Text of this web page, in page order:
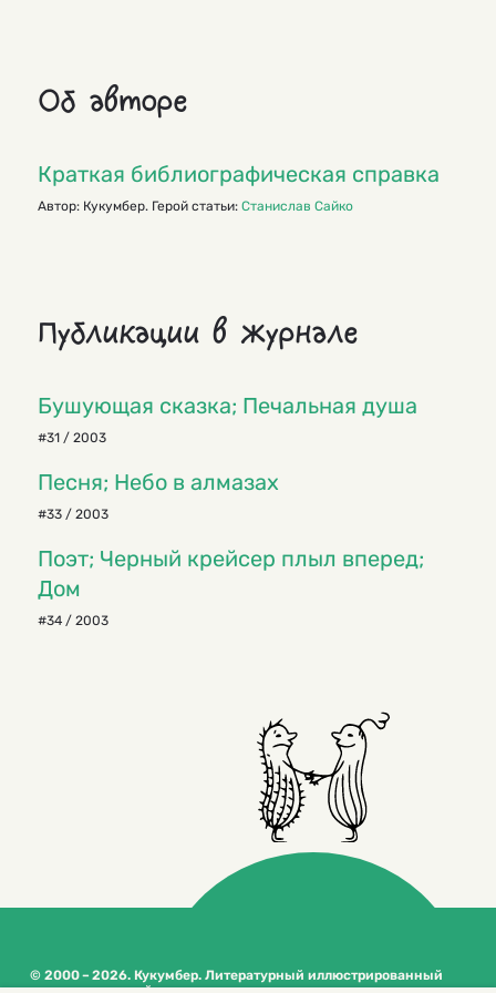
Об авторе
Краткая библиографическая справка
Автор: Кукумбер. Герой статьи: Станислав Сайко
Публикации в журнале
Бушующая сказка; Печальная душа
#31 / 2003
Песня; Небо в алмазах
#33 / 2003
Поэт; Черный крейсер плыл вперед;
Дом
#34 / 2003
© 2000 – 2026. Кукумбер. Литературный иллюстрированный